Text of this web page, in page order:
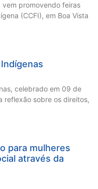
vem promovendo feiras
(CCFI), em Boa Vista
celebrado em 09 de
reflexão sobre os direitos,
para mulheres
através da